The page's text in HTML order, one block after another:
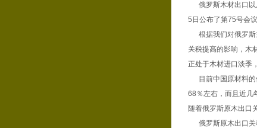
俄罗斯木材出口以
5日公布了第75号会
根据我们对俄罗斯
关税提高的影响，木
正处于木材进口淡季
目前中国原材料的
68％左右，而且近几
随着俄罗斯原木出口
俄罗斯原木出口关